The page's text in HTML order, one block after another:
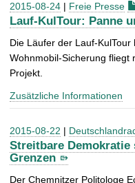
h
:
2015-08-24 | Freie Presse
Lauf-KulTour: Panne
Die Läufer der Lauf-
Wohnmobil-Sicherung fliegt
Projekt.
Zusätzliche Informationen
2015-08-22 |
Streitbare Demokratie
Grenzen
Der Chemnitzer Politologe